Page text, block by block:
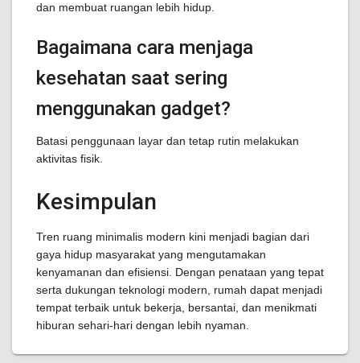
dan membuat ruangan lebih hidup.
Bagaimana cara menjaga
kesehatan saat sering
menggunakan gadget?
Batasi penggunaan layar dan tetap rutin melakukan
aktivitas fisik.
Kesimpulan
Tren ruang minimalis modern kini menjadi bagian dari
gaya hidup masyarakat yang mengutamakan
kenyamanan dan efisiensi. Dengan penataan yang tepat
serta dukungan teknologi modern, rumah dapat menjadi
tempat terbaik untuk bekerja, bersantai, dan menikmati
hiburan sehari-hari dengan lebih nyaman.